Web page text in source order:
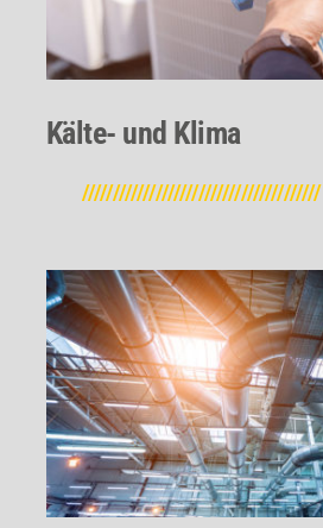
Kälte- und Klima
///////////////////////////////////////